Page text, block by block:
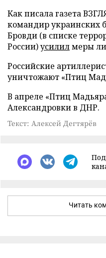
Как писала газета
командир украинских
Бровди (в списке
России)усилилмеры
Российские
уничтожают «Птиц
В апреле «Птиц
Александровки в ДНР.
Текст: Алексей Дегтярёв
Читать